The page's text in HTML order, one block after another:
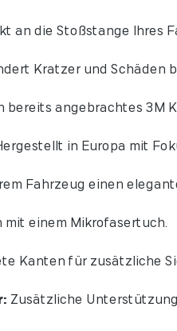
an die Stoßstange Ihres
Kratzer und Schäden
bereits angebrachtes 3M
in Europa mit
Fahrzeug einen
mit einem Mikrofasertuch.
Kanten für zusätzliche
Zusätzliche